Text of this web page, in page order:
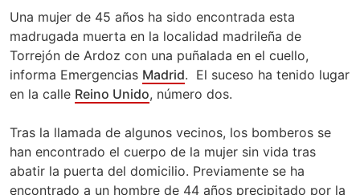
Una mujer de 45 años ha sido encontrada esta
madrugada muerta en la localidad madrileña de
Torrejón de Ardoz con una puñalada en el cuello,
informa Emergencias Madrid. El suceso ha tenido lugar
en la calle Reino Unido, número dos.
Tras la llamada de algunos vecinos, los bomberos se
han encontrado el cuerpo de la mujer sin vida tras
abatir la puerta del domicilio. Previamente se ha
encontrado a un hombre de 44 años precipitado por la